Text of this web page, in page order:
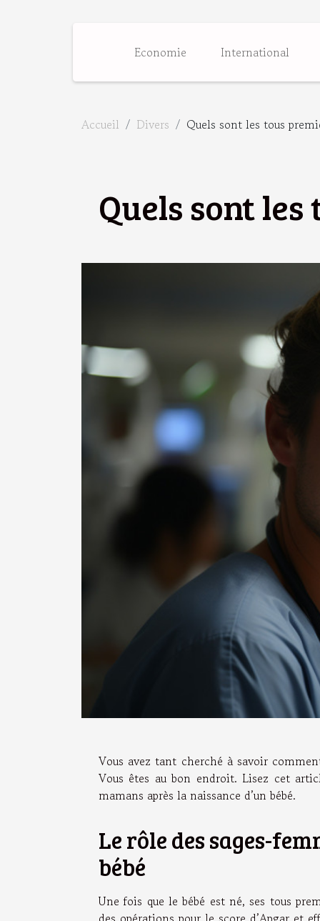
Economie International
Accueil Divers Quels sont les tous
Quels sont les
Vous avez tant cherché à savoir
Vous êtes au bon endroit. Lisez cet
mamans après la naissance d’un bébé.
Le rôle des sages-
bébé
Une fois que le bébé est né, ses tous